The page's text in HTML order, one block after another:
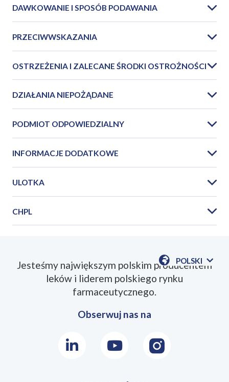
DAWKOWANIE I SPOSÓB PODAWANIA
PRZECIWWSKAZANIA
OSTRZEŻENIA I ZALECANE ŚRODKI OSTROŻNOŚCI
DZIAŁANIA NIEPOŻĄDANE
PODMIOT ODPOWIEDZIALNY
INFORMACJE DODATKOWE
ULOTKA
CHPL
SmPC_Maxigra_100mg_2022_07PL.pdf
POLSKI
POKAŻ
Jesteśmy największym polskim producentem
leków i liderem polskiego rynku
farmaceutycznego.
Obserwuj nas na
LinkedInYoutubeInstagram